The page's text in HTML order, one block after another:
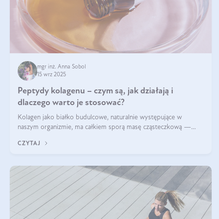
mgr inż. Anna Sobol
15 wrz 2025
Peptydy kolagenu – czym są, jak działają i
dlaczego warto je stosować?
Kolagen jako białko budulcowe, naturalnie występujące w
naszym organizmie, ma całkiem sporą masę cząsteczkową —
formie, byłby trudno strawialny. Aby był lepiej przyswajalny i
CZYTAJ